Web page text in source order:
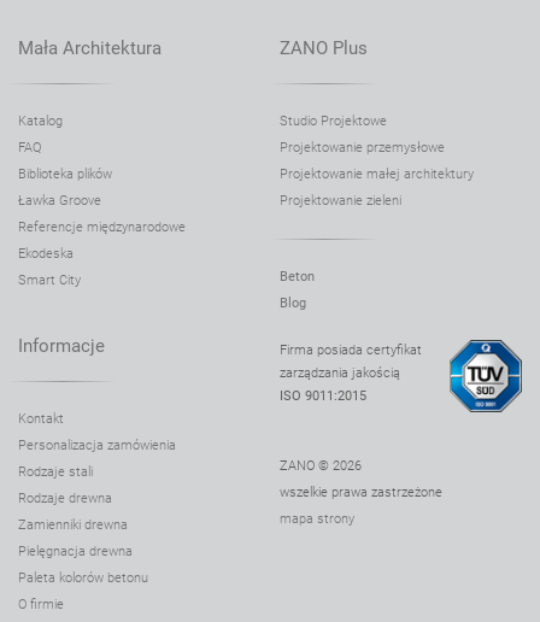
Mała Architektura
Katalog
FAQ
Biblioteka plików
Ławka Groove
Referencje międzynarodowe
Ekodeska
Smart City
ZANO Plus
Studio Projektowe
Projektowanie przemysłowe
Projektowanie małej architektury
Projektowanie zieleni
Beton
Blog
Informacje
Kontakt
Personalizacja zamówienia
Rodzaje stali
Rodzaje drewna
Zamienniki drewna
Pielęgnacja drewna
Paleta kolorów betonu
O firmie
Firma posiada certyfikat
zarządzania jakością
ISO 9011:2015
ZANO © 2026
wszelkie prawa zastrzeżone
mapa strony